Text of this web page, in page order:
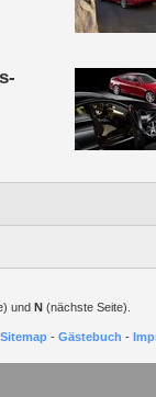
und N (nächste Seite).
Sitemap - Gästebuch -